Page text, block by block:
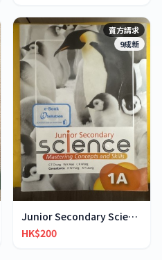
賣方請求
9成新
Junior Secondary Science 1A 1B
HK$200